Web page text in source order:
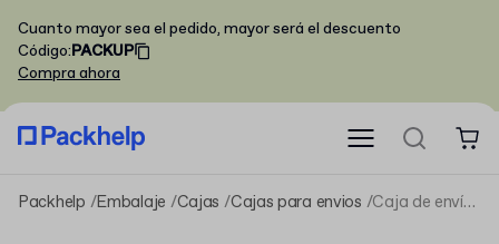
Cuanto mayor sea el pedido, mayor será el descuento
Código:PACKUP
Compra ahora
Packhelp Embalaje Cajas Cajas para envios Caja de envío para portátil genérica